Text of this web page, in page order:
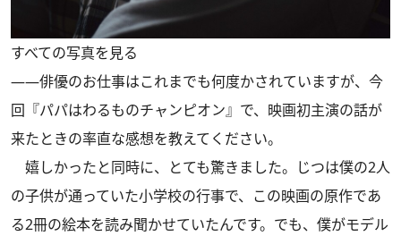
すべての写真を見る
――俳優のお仕事はこれまでも何度かされていますが、今
回『パパはわるものチャンピオン』で、映画初主演の話が
来たときの率直な感想を教えてください。
嬉しかったと同時に、とても驚きました。じつは僕の2人
の子供が通っていた小学校の行事で、この映画の原作であ
る2冊の絵本を読み聞かせていたんです。でも、僕がモデル